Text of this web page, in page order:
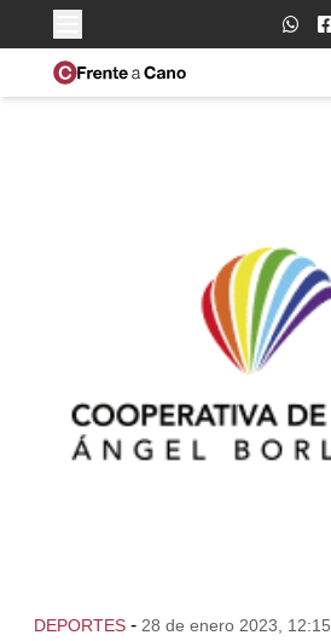
DEPORTES - 28 de enero 2023, 12:15